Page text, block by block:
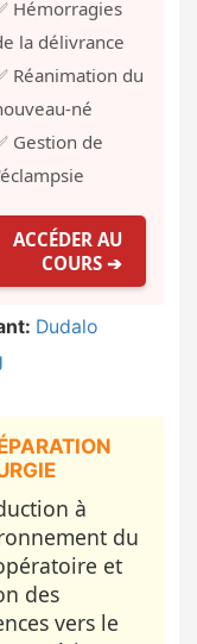
Hémorragies
la délivrance
Réanimation du
né
Gestion de
ACCÉDER AU
COURS ➔
Dudalo
à
du
et
des
vers le